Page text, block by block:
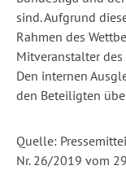
sind. Aufgrund
Rahmen des
Mitveranstalter
Den internen
den Beteiligten
Quelle:
Nr. 26/2019 vom